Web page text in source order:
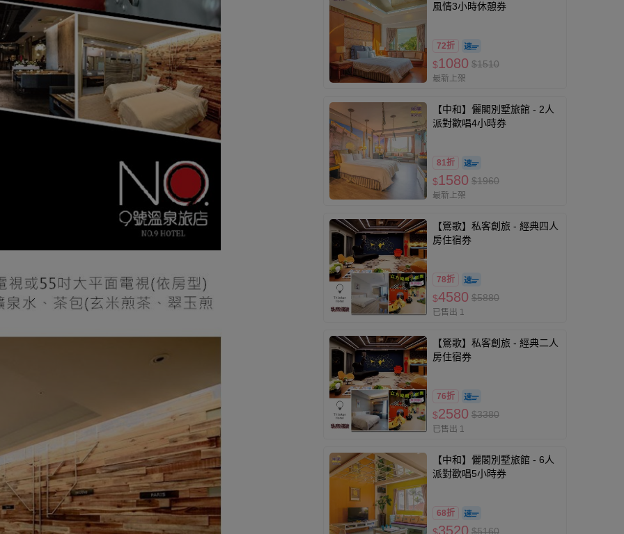
風情3小時休憩券
72折
$1080 $1510
最新上架
【中和】儷閣別墅旅館 - 2人
派對歡唱4小時券
81折
$1580 $1960
最新上架
【鶯歌】私客創旅 - 經典四人
房住宿券
78折
$4580 $5880
已售出 1
【鶯歌】私客創旅 - 經典二人
房住宿券
76折
$2580 $3380
已售出 1
【中和】儷閣別墅旅館 - 6人
派對歡唱5小時券
68折
3520 $5160